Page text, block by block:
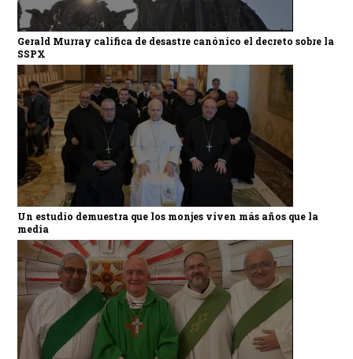
Gerald Murray califica de desastre canónico el decreto sobre la
SSPX
Un estudio demuestra que los monjes viven más años que la
media